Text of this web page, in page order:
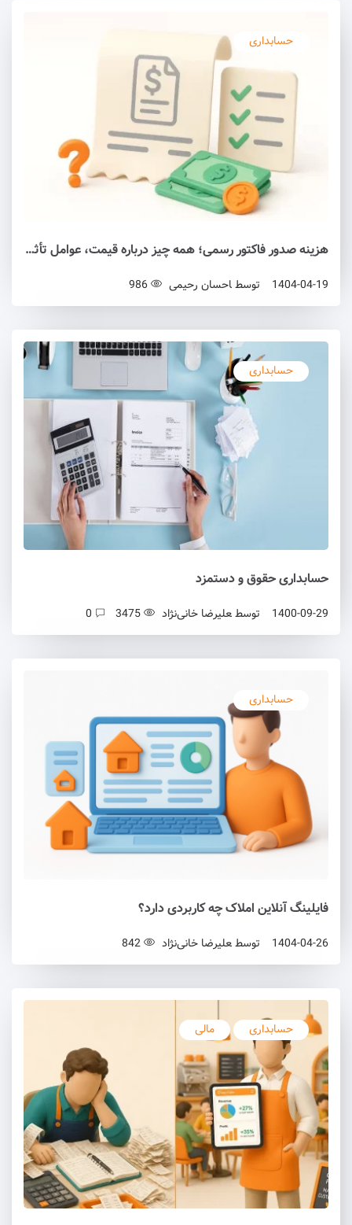
حسابداری
هزینه صدور فاکتور رسمی؛ همه چیز درباره قیمت، عوامل تأثیرگذار و نکات قانونی
1404-04-19 توسط احسان رحیمی
حسابداری
حسابداری حقوق و دستمزد
1400-09-29 توسط علیرضا خانی‌نژاد
حسابداری
فایلینگ آنلاین املاک چه کاربردی دارد؟
1404-04-26 توسط علیرضا خانی‌نژاد
حسابداری مالی